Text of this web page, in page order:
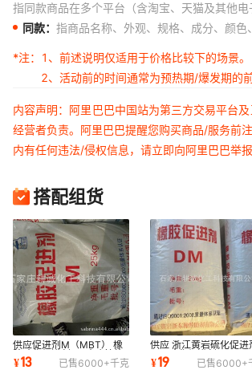
指同款商品在多个平台（含淘宝、天猫及其他
同款： 指商品名称、外观、规格、成分、颜
*注：
1、前述说明仅适用于价格比较下的场景。
2、活动前的时间通常为预热期/爆发期的
内容声明：阿里巴巴中国站为第三方交易平台
经营者负责。阿里巴巴提醒您购买商品/服务前
内有任何违法/侵权信息，请立即向阿里巴巴举报
搭配组货
供应促进剂M（MBT） 橡
胶硫化促进剂 2-硫醇基苯
并噻唑
¥13 已售6000+千克
供应 浙江黄岩硫化促进
DM 硫化促进剂MBTS 2
2′-二硫化二苯并
¥19 已售6000+